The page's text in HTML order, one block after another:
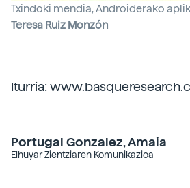
Txindoki mendia, Androiderako
Teresa Ruiz Monzón
Iturria:
Portugal Gonzalez, Amaia
Elhuyar Zientziaren Komunikazioa